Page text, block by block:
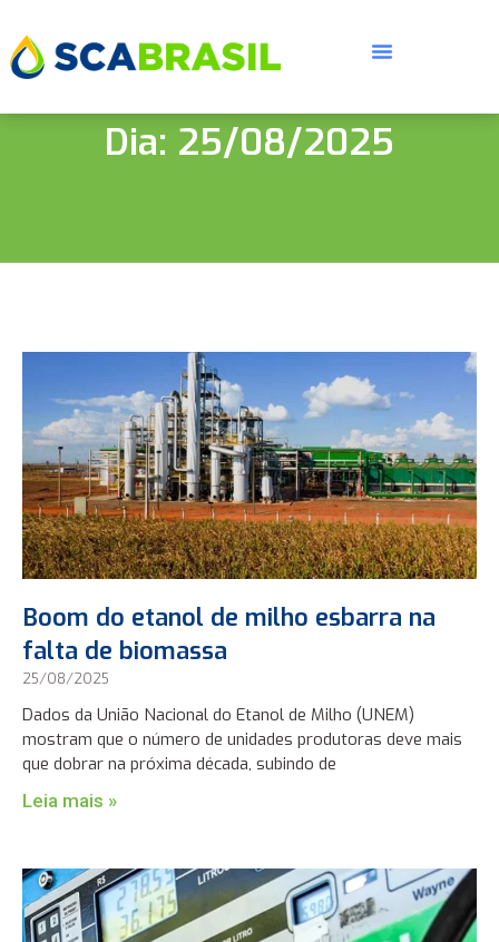
Dia: 25/08/2025
Boom do etanol de milho esbarra na
falta de biomassa
25/08/2025
Dados da União Nacional do Etanol de Milho (UNEM)
mostram que o número de unidades produtoras deve mais
que dobrar na próxima década, subindo de
Leia mais »